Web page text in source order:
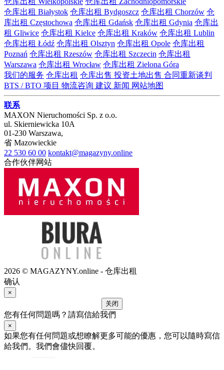
仓库出租 Białystok 仓库出租 Bydgoszcz 仓库出租 Chorzów 仓
库出租 Częstochowa 仓库出租 Gdańsk 仓库出租 Gdynia 仓库出
租 Gliwice 仓库出租 Kielce 仓库出租 Kraków 仓库出租 Lublin
仓库出租 Łódź 仓库出租 Olsztyn 仓库出租 Opole 仓库出租
Poznań 仓库出租 Rzeszów 仓库出租 Szczecin 仓库出租
Warszawa 仓库出租 Wrocław 仓库出租 Zielona Góra
我们的服务 仓库出租 仓库出售 投资土地出售 合同重新谈判
BTS / BTO 项目 物流咨询 建议 新闻 网站地图
联系
MAXON Nieruchomości Sp. z o.o.
ul. Skierniewicka 10A
01-230 Warszawa,
省 Mazowieckie
22 530 60 00 kontakt@magazyny.online
合作伙伴网站
2026 © MAGAZYNY.online - 仓库出租
确认
×
关闭
您有任何問題嗎？請寫信給我們
×
如果您有任何問題或想瞭解更多可能的優惠，您可以隨時寫信
給我們。我們會儘快回覆。